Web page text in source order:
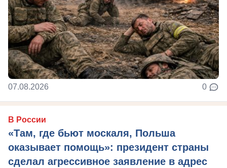
07.08.2026 0
В России
«Там, где бьют москаля, Польша
оказывает помощь»: президент страны
сделал агрессивное заявление в адрес